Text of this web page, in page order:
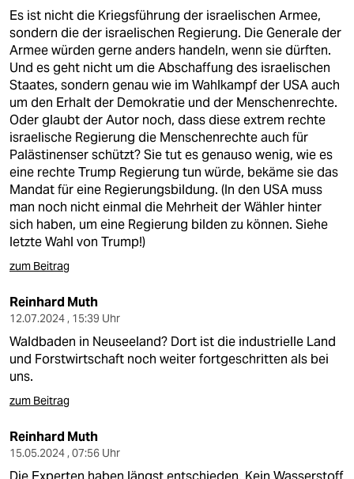
Es ist nicht die Kriegsführung der israelischen Armee,
sondern die der israelischen Regierung. Die Generale der
Armee würden gerne anders handeln, wenn sie dürften.
Und es geht nicht um die Abschaffung des israelischen
Staates, sondern genau wie im Wahlkampf der USA auch
um den Erhalt der Demokratie und der Menschenrechte.
Oder glaubt der Autor noch, dass diese extrem rechte
israelische Regierung die Menschenrechte auch für
Palästinenser schützt? Sie tut es genauso wenig, wie es
eine rechte Trump Regierung tun würde, bekäme sie das
Mandat für eine Regierungsbildung. (In den USA muss
man noch nicht einmal die Mehrheit der Wähler hinter
sich haben, um eine Regierung bilden zu können. Siehe
letzte Wahl von Trump!)
zum Beitrag
Reinhard Muth
12.07.2024 , 15:39 Uhr
Waldbaden in Neuseeland? Dort ist die industrielle Land
und Forstwirtschaft noch weiter fortgeschritten als bei
uns.
zum Beitrag
Reinhard Muth
15.05.2024 , 07:56 Uhr